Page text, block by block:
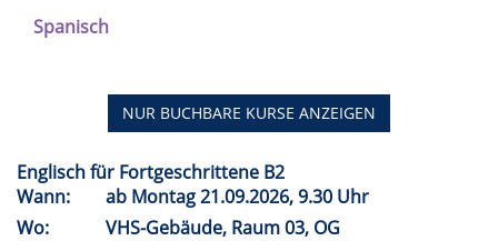
Spanisch
NUR BUCHBARE KURSE ANZEIGEN
Englisch für Fortgeschrittene B2
Wann:
ab Montag 21.09.2026, 9.30 Uhr
Wo:
VHS-Gebäude, Raum 03, OG